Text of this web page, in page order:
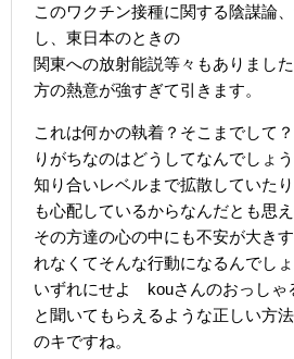
このワクチン接種に関する陰謀論
し、東日本のときの
関東への放射能説等々もありまし
方の熱意が強すぎて引きます。
これは何かの執着？そこまでして
りがちなのはどうしてなんでしょう
知り合いレベルまで拡散していた
も心配しているからなんだとも思え
その方達の心の中にも不安が大き
れなくてそんな行動になるんでし
いずれにせよ kouさんのおっしゃ
と聞いてもらえるような正しい方
のキですね。